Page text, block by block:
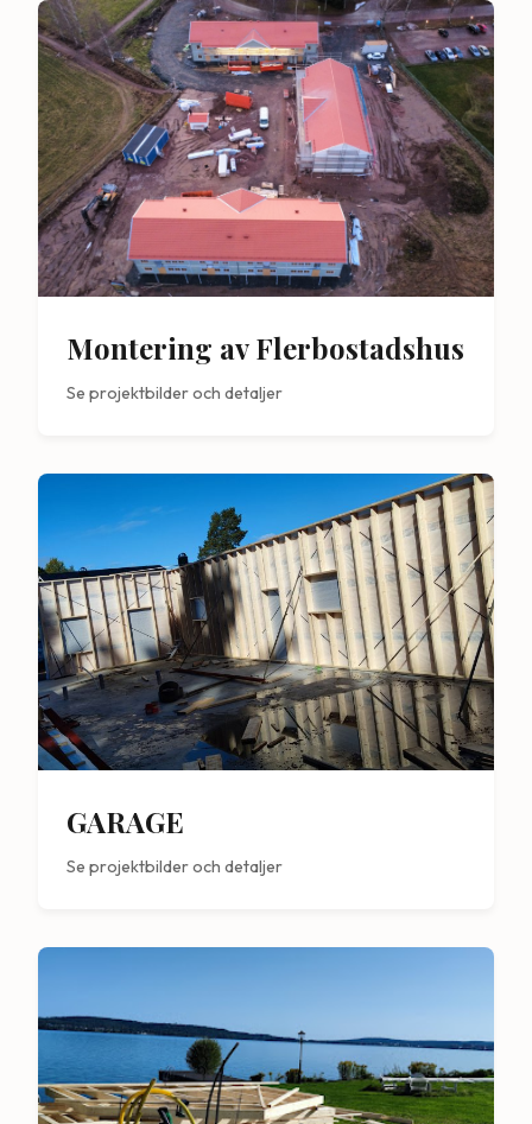
Montering av Flerbostadshus
Se projektbilder och detaljer
GARAGE
Se projektbilder och detaljer